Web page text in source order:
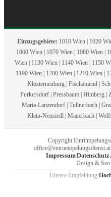
Einzugsgebiete: 1010 Wien | 1020
1060 Wien | 1070 Wien | 1080 Wien |
Wien | 1130 Wien | 1140 Wien | 1150
1190 Wien | 1200 Wien | 1210 Wien |
Klosterneuburg | Fischamend |
Purkersdorf | Pressbaum | Himberg |
Maria-Lanzendorf | Tullnerbach |
Klein-Neusiedl | Mauerbach |
Copyright
office@entruempelungsdienst.at|
Impressum|Datenschutz|
Design &
Unsere Empfehlung: